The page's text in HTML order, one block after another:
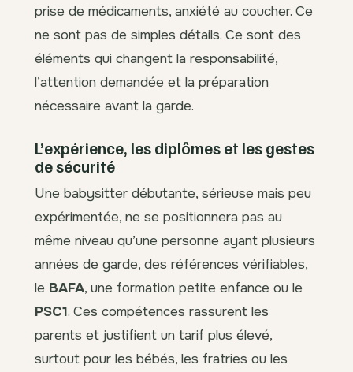
prise de médicaments, anxiété au coucher. Ce
ne sont pas de simples détails. Ce sont des
éléments qui changent la responsabilité,
l’attention demandée et la préparation
nécessaire avant la garde.
L’expérience, les diplômes et les gestes
de sécurité
Une babysitter débutante, sérieuse mais peu
expérimentée, ne se positionnera pas au
même niveau qu’une personne ayant plusieurs
années de garde, des références vérifiables,
le BAFA, une formation petite enfance ou le
PSC1. Ces compétences rassurent les
parents et justifient un tarif plus élevé,
surtout pour les bébés, les fratries ou les